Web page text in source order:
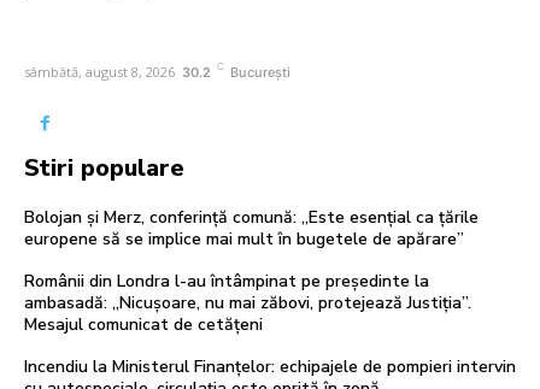
sâmbătă, august 8, 2026 30.2 C București
Stiri populare
Bolojan și Merz, conferință comună: „Este esențial ca țările
europene să se implice mai mult în bugetele de apărare”
Românii din Londra l-au întâmpinat pe președinte la
ambasadă: „Nicușoare, nu mai zăbovi, protejează Justiția”.
Mesajul comunicat de cetățeni
Incendiu la Ministerul Finanțelor: echipajele de pompieri intervin